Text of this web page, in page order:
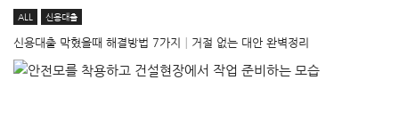
ALL 신용대출
신용대출 막혔을때 해결방법 7가지│거절 없는 대안 완벽정리